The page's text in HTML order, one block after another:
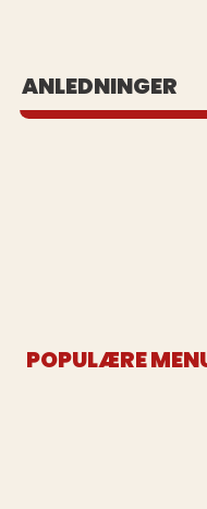
ANLEDNINGER
Se vores populære buffeter
POPULÆRE